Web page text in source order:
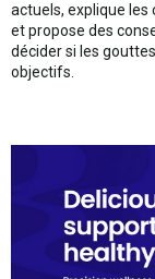
actuels, explique
et propose des
décider si les
objectifs.